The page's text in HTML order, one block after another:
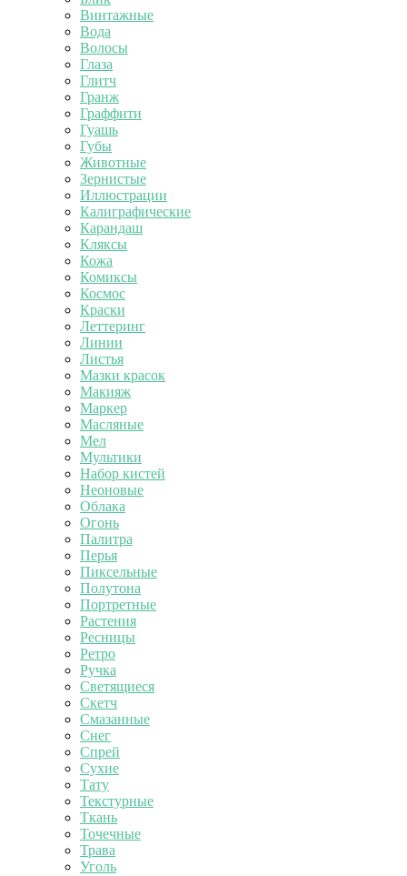
Винтажные
Вода
Волосы
Глаза
Глитч
Гранж
Граффити
Гуашь
Губы
Животные
Зернистые
Иллюстрации
Калиграфические
Карандаш
Кляксы
Кожа
Комиксы
Космос
Краски
Леттеринг
Линии
Листья
Мазки красок
Макияж
Маркер
Масляные
Мел
Мультики
Набор кистей
Неоновые
Облака
Огонь
Палитра
Перья
Пиксельные
Полутона
Портретные
Растения
Ресницы
Ретро
Ручка
Светящиеся
Скетч
Смазанные
Снег
Спрей
Сухие
Тату
Текстурные
Ткань
Точечные
Трава
Уголь